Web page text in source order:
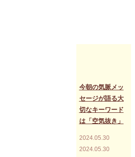
新
が
展
し、
楽
ん
器、
あ
た
へ
の
ッ
ー
今朝の気脈メッ
セージが語る大
切なキーワード
は「空気抜き」
2024.05.30
2024.05.30